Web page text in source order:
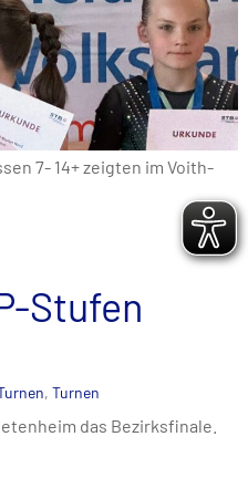
7- 14+ zeigten im Voith-
Stufen
, Turnen
das Bezirksfinale.